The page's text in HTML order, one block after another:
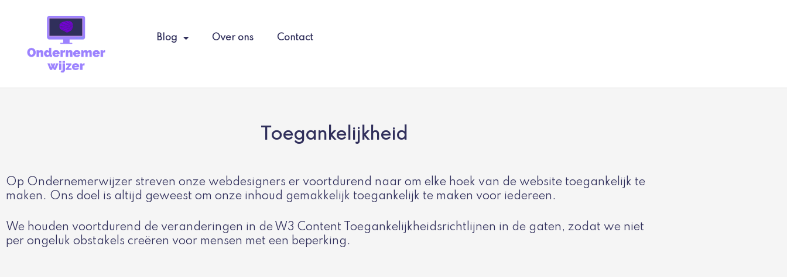
inhoud
Blog Over ons Contact
Toegankelijkheid
Op Ondernemerwijzer streven onze webdesigners er voortdurend naar om elke hoek van de website toegankelijk te
maken. Ons doel is altijd geweest om onze inhoud gemakkelijk toegankelijk te maken voor iedereen.
We houden voortdurend de veranderingen in de W3 Content Toegankelijkheidsrichtlijnen in de gaten, zodat we niet
per ongeluk obstakels creëren voor mensen met een beperking.